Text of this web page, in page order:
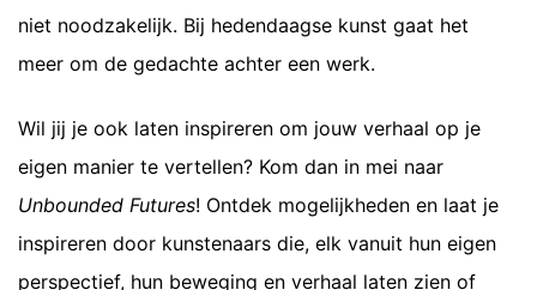
niet noodzakelijk. Bij hedendaagse kunst gaat het
meer om de gedachte achter een werk.
Wil jij je ook laten inspireren om jouw verhaal op je
eigen manier te vertellen? Kom dan in mei naar
Unbounded Futures! Ontdek mogelijkheden en laat je
inspireren door kunstenaars die, elk vanuit hun eigen
perspectief, hun beweging en verhaal laten zien of